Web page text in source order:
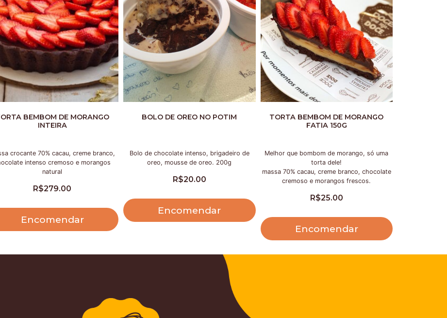
BEMBOM DE MORANGO
INTEIRA
crocante 70% cacau, creme branco,
intenso cremoso e morangos
natural
R$279.00
Encomendar
BOLO DE OREO NO POTIM
Bolo de chocolate intenso, brigadeiro de
oreo, mousse de oreo. 200g
R$20.00
Encomendar
TORTA BEMBOM DE MORANGO
FATIA 150G
Melhor que bombom de morango, só uma
torta dele!
massa 70% cacau, creme branco, chocolate
cremoso e morangos frescos.
R$25.00
Encomendar